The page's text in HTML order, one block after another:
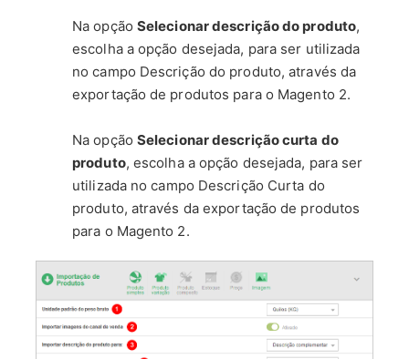
Na opção Selecionar descrição do produto,
escolha a opção desejada, para ser utilizada
no campo Descrição do produto, através da
exportação de produtos para o Magento 2.
Na opção Selecionar descrição curta do
produto, escolha a opção desejada, para ser
utilizada no campo Descrição Curta do
produto, através da exportação de produtos
para o Magento 2.